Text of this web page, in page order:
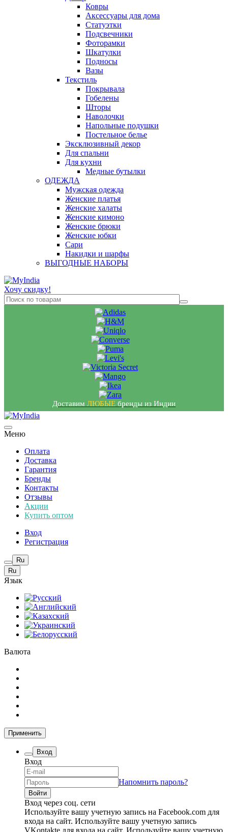
Ковры
Аксессуары для дома
Статуэтки
Подсвечники
Фоторамки
Шкатулки
Подносы
Вазы
Текстиль
Покрывала
Гобелены
Шторы
Наволочки
Напольные подушки
Постельное белье
Эксклюзивный декор
Для спальни
Для кухни
Медные бутылки
ОДЕЖДА
Мужская одежда
Женские платья
Женские халаты
Женские кимоно
Женские брюки
Женские юбки
Сари
Накидки и шарфы
ВЫГОДНЫЕ НАБОРЫ
Хочу скидку!
Доставим ЛЮБЫЕ бренды из Индии
Меню
Оплата
Доставка
Гарантия
Бренды
Контакты
Отзывы
Акции
Купить оптом
Вход
Регистрация
Ru
Ru
Язык
Валюта
Применить
Вход
Вход
Напомнить пароль?
Вход через соц. сети
Используйте вашу учетную запись на Facebook.com для
входа на сайт. Используйте вашу учетную запись
VKontakte для входа на сайт. Используйте вашу учетную